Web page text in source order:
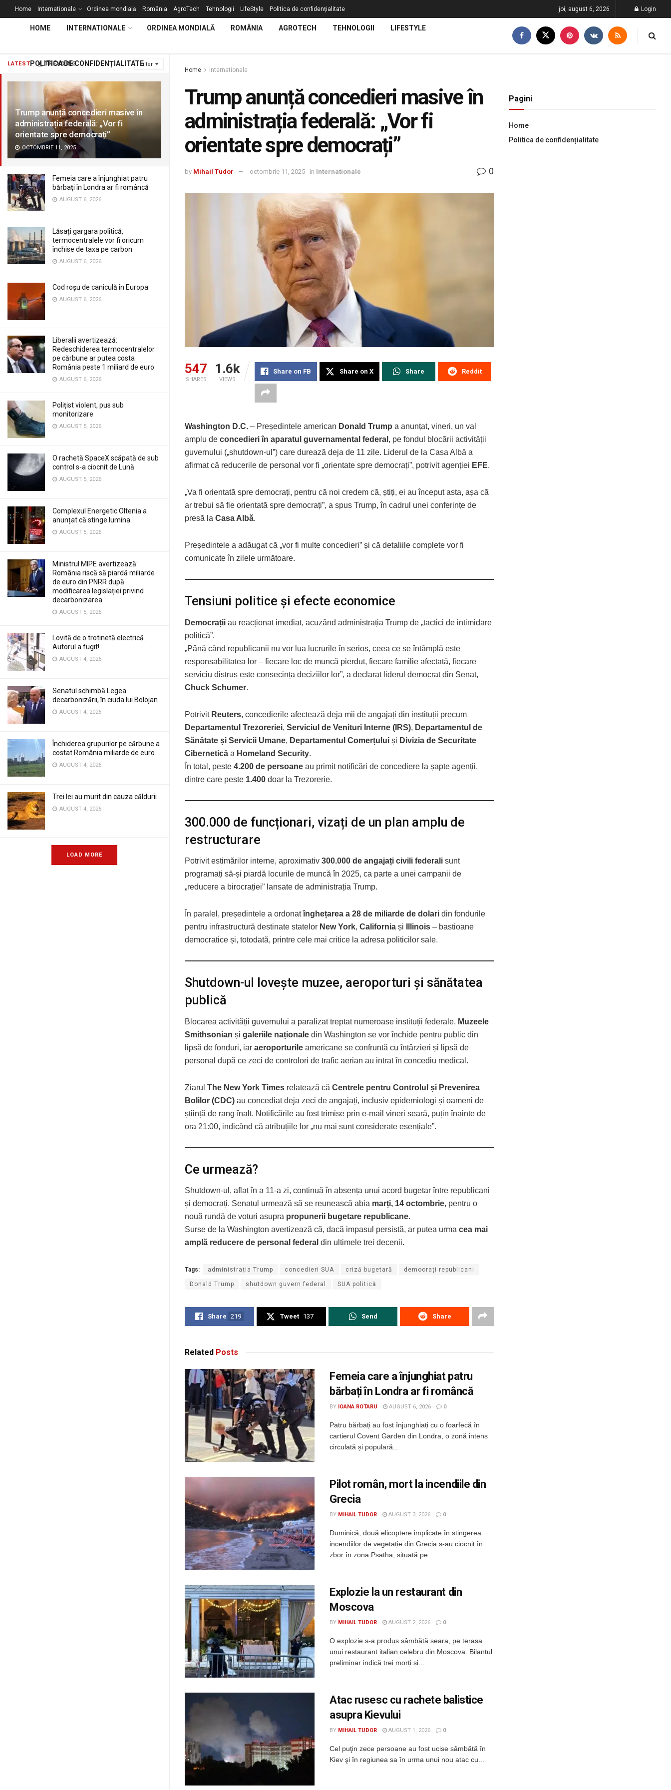
LATEST TRENDING Filter
Trump anunță concedieri masive în
administrația federală: „Vor fi
orientate spre democrați”
OCTOMBRIE 11, 2025
Femeia care a înjunghiat patru
bărbați în Londra ar fi româncă
AUGUST 6, 2026
Lăsați gargara politică,
termocentralele vor fi oricum
închise de taxa pe carbon
AUGUST 6, 2026
Cod roșu de caniculă în Europa
AUGUST 6, 2026
Liberalii avertizează:
Redeschiderea termocentralelor
pe cărbune ar putea costa
România peste 1 miliard de euro
AUGUST 6, 2026
Polițist violent, pus sub
monitorizare
AUGUST 5, 2026
O rachetă SpaceX scăpată de sub
control s-a ciocnit de Lună
AUGUST 5, 2026
Complexul Energetic Oltenia a
anunțat că stinge lumina
AUGUST 5, 2026
Ministrul MIPE avertizează:
România riscă să piardă miliarde
de euro din PNRR după
modificarea legislației privind
decarbonizarea
AUGUST 5, 2026
Lovită de o trotinetă electrică.
Autorul a fugit!
AUGUST 4, 2026
Senatul schimbă Legea
decarbonizării, în ciuda lui Bolojan
AUGUST 4, 2026
Închiderea grupurilor pe cărbune a
costat România miliarde de euro
AUGUST 4, 2026
Trei lei au murit din cauza căldurii
AUGUST 4, 2026
LOAD MORE
Home Internationale Ordinea mondială România AgroTech Tehnologii LifeStyle Politica de confidențialitate joi, august 6, 2026 Login
HOME INTERNATIONALE ORDINEA MONDIALĂ ROMÂNIA AGROTECH TEHNOLOGII LIFESTYLE
POLITICA DE CONFIDENȚIALITATE
Home Internationale
Trump anunță concedieri masive în
administrația federală: „Vor fi
orientate spre democrați”
by Mihail Tudor octombrie 11, 2025 in Internationale 0
547
SHARES
1.6k
VIEWS
Share on FB Share on X Share Reddit
Washington D.C. – Președintele american Donald Trump a anunțat, vineri, un val
amplu de concedieri în aparatul guvernamental federal , pe fondul blocării activității
guvernului („shutdown-ul”) care durează deja de 11 zile. Liderul de la Casa Albă a
afirmat că reducerile de personal vor fi „orientate spre democrați”, potrivit agenției EFE.
„Va fi orientată spre democrați, pentru că noi credem că, știți, ei au început asta, așa că
ar trebui să fie orientată spre democrați”, a spus Trump, în cadrul unei conferințe de
presă la Casa Albă.
Președintele a adăugat că „vor fi multe concedieri” și că detaliile complete vor fi
comunicate în zilele următoare.
Tensiuni politice și efecte economice
Democrații au reacționat imediat, acuzând administrația Trump de „tactici de intimidare
politică”.
„Până când republicanii nu vor lua lucrurile în serios, ceea ce se întâmplă este
responsabilitatea lor – fiecare loc de muncă pierdut, fiecare familie afectată, fiecare
serviciu distrus este consecința deciziilor lor”, a declarat liderul democrat din Senat,
Chuck Schumer.
Potrivit Reuters, concedierile afectează deja mii de angajați din instituții precum
Departamentul Trezoreriei, Serviciul de Venituri Interne (IRS), Departamentul de
Sănătate și Servicii Umane, Departamentul Comerțului și Divizia de Securitate
Cibernetică a Homeland Security.
În total, peste 4.200 de persoane au primit notificări de concediere la șapte agenții,
dintre care peste 1.400 doar la Trezorerie.
300.000 de funcționari, vizați de un plan amplu de
restructurare
Potrivit estimărilor interne, aproximativ 300.000 de angajați civili federali sunt
programați să-și piardă locurile de muncă în 2025, ca parte a unei campanii de
„reducere a birocrației” lansate de administrația Trump.
În paralel, președintele a ordonatînghețarea a 28 de miliarde de dolari din fondurile
pentru infrastructură destinate statelor New York, California și Illinois – bastioane
democratice și, totodată, printre cele mai critice la adresa politicilor sale.
Shutdown-ul lovește muzee, aeroporturi și sănătatea
publică
Blocarea activității guvernului a paralizat treptat numeroase instituții federale. Muzeele
Smithsonian și galeriile naționale din Washington se vor închide pentru public din
lipsă de fonduri, iar aeroporturile americane se confruntă cu întârzieri și lipsă de
personal după ce zeci de controlori de trafic aerian au intrat în concediu medical.
Ziarul The New York Times relatează că Centrele pentru Controlul și Prevenirea
Bolilor (CDC) au concediat deja zeci de angajați, inclusiv epidemiologi și oameni de
știință de rang înalt. Notificările au fost trimise prin e-mail vineri seară, puțin înainte de
ora 21:00, indicând că atribuțiile lor „nu mai sunt considerate esențiale”.
Ce urmează?
Shutdown-ul, aflat în a 11-a zi, continuă în absența unui acord bugetar între republicani
și democrați. Senatul urmează să se reunească abia marți, 14 octombrie, pentru o
nouă rundă de voturi asupra propunerii bugetare republicane.
Surse de la Washington avertizează că, dacă impasul persistă, ar putea urma cea mai
amplă reducere de personal federal din ultimele trei decenii.
Tags: administrația Trump concedieri SUA criză bugetară democrați republicani
Donald Trump shutdown guvern federal SUA politică
Share 219 Tweet 137 Send Share
Related Posts
Femeia care a înjunghiat patru
bărbați în Londra ar fi româncă
BY IOANA ROTARU AUGUST 6, 2026 0
Patru bărbați au fost înjunghiați cu o foarfecă în
cartierul Covent Garden din Londra, o zonă intens
circulată și populară...
Pilot român, mort la incendiile din
Grecia
BY MIHAIL TUDOR AUGUST 3, 2026 0
Duminică, două elicoptere implicate în stingerea
incendiilor de vegetație din Grecia s-au ciocnit în
zbor în zona Psatha, situată pe...
Explozie la un restaurant din
Moscova
BY MIHAIL TUDOR AUGUST 2, 2026 0
O explozie s-a produs sâmbătă seara, pe terasa
unui restaurant italian celebru din Moscova. Bilanțul
preliminar indică trei morți și...
Atac rusesc cu rachete balistice
asupra Kievului
BY MIHAIL TUDOR AUGUST 1, 2026 0
Cel puţin zece persoane au fost ucise sâmbătă în
Kiev şi în regiunea sa în urma unui nou atac cu...
Pagini
Home
Politica de confidențialitate